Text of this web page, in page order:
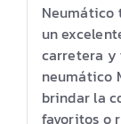
Neumático
un
carretera y
neumático
brindar la
favoritos o